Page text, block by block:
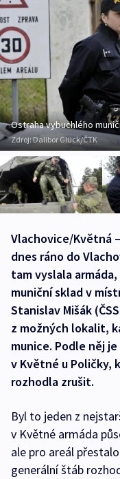
Ostraha vybuchlého
Zdroj:Dalibor Glück/ČTK
Vlachovice/Květná
dnes ráno do
tam vyslala
muniční sklad v
Stanislav Mišák
z možných lokalit,
munice. Podle něj
v Květné u Poličky,
rozhodla zrušit.
Byl to jeden z
v Květné armáda
ale pro areál
generální štáb